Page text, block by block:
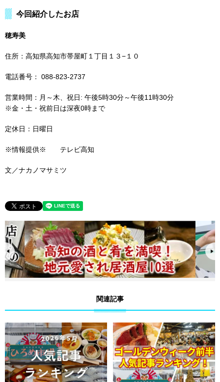
今回紹介したお店
穂寿美
住所：高知県高知市帯屋町１丁目１３−１０
電話番号： 088-823-2737
営業時間：月～木、祝日: 午後5時30分～午後11時30分
※金・土・祝前日は深夜0時まで
定休日：日曜日
※情報提供※ テレビ高知
文／ナカノマサミツ
関連記事